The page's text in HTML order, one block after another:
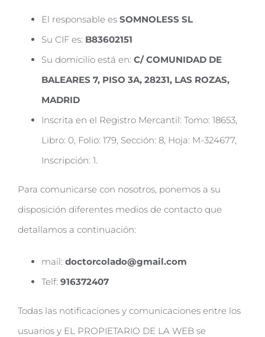
El responsable es SOMNOLESS SL
Su CIF es: B83602151
Su domicilio está en: C/ COMUNIDAD DE
BALEARES 7, PISO 3A, 28231, LAS ROZAS,
MADRID
Inscrita en el Registro Mercantil: Tomo: 18653,
Libro: 0, Folio: 179, Sección: 8, Hoja: M-324677,
Inscripción: 1.
Para comunicarse con nosotros, ponemos a su
disposición diferentes medios de contacto que
detallamos a continuación:
mail: doctorcolado@gmail.com
Telf: 916372407
Todas las notificaciones y comunicaciones entre los
usuarios y EL PROPIETARIO DE LA WEB se